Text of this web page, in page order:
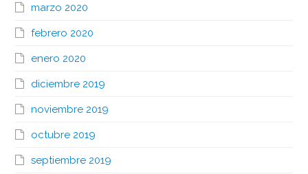
marzo 2020
febrero 2020
enero 2020
diciembre 2019
noviembre 2019
octubre 2019
septiembre 2019